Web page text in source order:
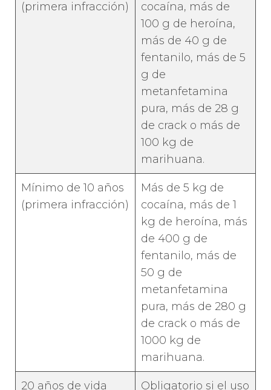
(primera infracción)
cocaína, más de
100 g de heroína,
más de 40 g de
fentanilo, más de 5
g de
metanfetamina
pura, más de 28 g
de crack o más de
100 kg de
marihuana.
Mínimo de 10 años
(primera infracción)
Más de 5 kg de
cocaína, más de 1
kg de heroína, más
de 400 g de
fentanilo, más de
50 g de
metanfetamina
pura, más de 280 g
de crack o más de
1000 kg de
marihuana.
20 años de vida Obligatorio si el uso